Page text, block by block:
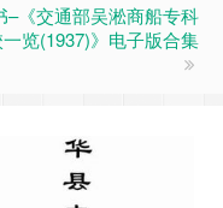
–《交通部吴淞商船专科
览(1937)》电子版合集